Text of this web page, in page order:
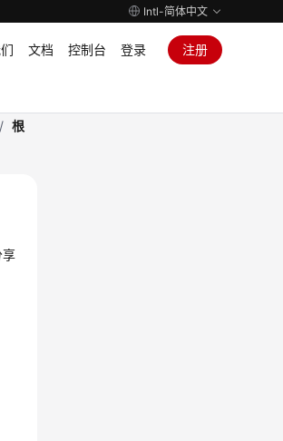
Intl-简体中文
文档 控制台 登录 注册
/ 根
享